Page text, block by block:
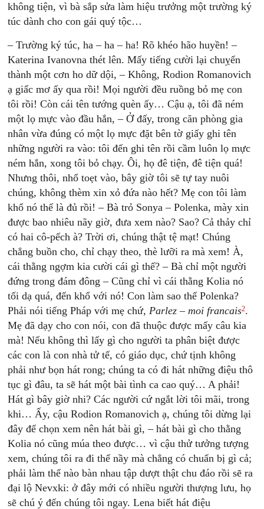
không tiện, vì bà sắp sửa làm hiệu trưởng một trường ký
túc dành cho con gái quý tộc…
– Trường ký túc, ha – ha – ha! Rõ khéo hão huyền! –
Katerina Ivanovna thét lên. Mấy tiếng cười lại chuỵển
thành một cơn ho dữ dội, – Không, Rodion Romanovich
ạ giấc mơ ấy qua rồi! Mọi người đều ruồng bỏ mẹ con
tôi rồi! Còn cái tên tướng quèn ấy… Cậu ạ, tôi đã ném
một lọ mực vào đầu hắn, – Ở đấy, trong căn phòng gia
nhân vừa đúng có một lọ mực đặt bên tờ giấy ghi tên
những người ra vào: tôi đến ghi tên rồi cầm luôn lọ mực
ném hắn, xong tôi bỏ chạy. Ôi, họ đê tiện, đê tiện quá!
Nhưng thôi, nhổ toẹt vào, bây giờ tôi sẽ tự tay nuôi
chúng, không thèm xin xỏ đứa nào hết? Mẹ con tôi làm
khổ nó thế là đủ rồi! – Bà trỏ Sonya – Polenka, mày xin
được bao nhiêu nãy giờ, đưa xem nào? Sao? Cả thảy chỉ
có hai cô-pếch à? Trời ơi, chúng thật tệ mạt! Chúng
chẳng buồn cho, chỉ chạy theo, thè lưỡi ra mà xem! À,
cái thằng ngợm kia cười cái gì thế? – Bà chỉ một người
đứng trong đám đông – Cũng chỉ vì cái thằng Kolia nó
tối dạ quá, đến khổ với nó! Con làm sao thế Polenka?
Phải nói tiếng Pháp với mẹ chứ,Parlez– moi francais2.
Mẹ đã dạy cho con nói, con đã thuộc được mấy câu kia
mà! Nếu không thì lấy gì cho người ta phân biệt được
các con là con nhà tử tế, có giáo dục, chứ tịnh không
phải như bọn hát rong; chúng ta có đi hát những điệu thô
tục gì đâu, ta sẽ hát một bài tình ca cao quý… A phải!
Hát gì bây giờ nhi? Các người cứ ngắt lời tôi mãi, trong
khi… Ấy, cậu Rodion Romanovich ạ, chúng tôi dừng lại
đây để chọn xem nên hát bài gì, – hát bài gì cho thằng
Kolia nó cũng múa theo được… vì cậu thử tưởng tượng
xem, chúng tôi ra đi thế nầy mà chẳng có chuẩn bị gì cả;
phải làm thế nào bàn nhau tập dượt thật chu đáo rồi sẽ ra
đại lộ Nevxki: ở đây mới có nhiều người thượng lưu, họ
sẽ chú ý đến chúng tôi ngay. Lena biết hát điệu